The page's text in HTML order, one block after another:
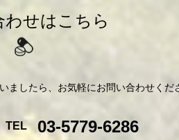
わせはこちら
ましたら、お気軽にお問い合わせくだ
TEL 03-5779-6286